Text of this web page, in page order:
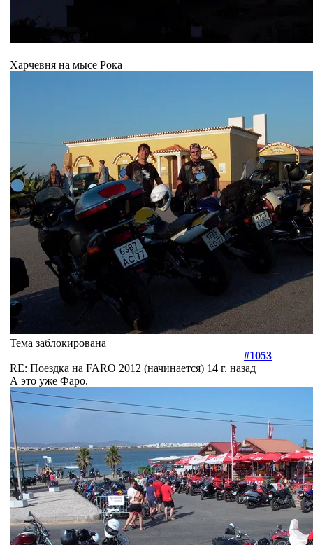
Харчевня на мысе Рока
Тема заблокирована
#1053
RE: Поездка на FARO 2012 (начинается) 14 г. назад
А это уже Фаро.